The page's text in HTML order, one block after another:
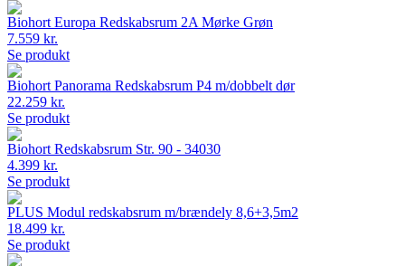
Biohort Europa Redskabsrum 2A Mørke Grøn
7.559 kr.
Se produkt
Biohort Panorama Redskabsrum P4 m/dobbelt dør
22.259 kr.
Se produkt
Biohort Redskabsrum Str. 90 - 34030
4.399 kr.
Se produkt
PLUS Modul redskabsrum m/brændely 8,6+3,5m2
18.499 kr.
Se produkt